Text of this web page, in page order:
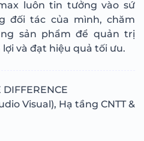
luôn tin tưởng vào sứ
đối tác của mình, chăm
sản phẩm để quản trị
và đạt hiệu quả tối ưu.
DIFFERENCE
Visual), Hạ tầng CNTT &